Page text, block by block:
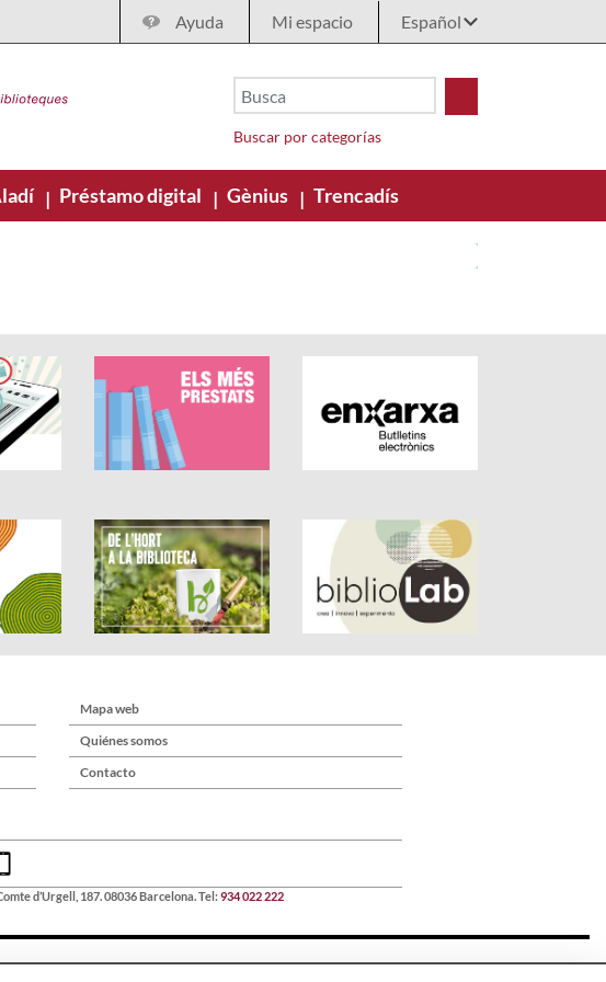
Ayuda Mi espacio
Buscar por categorías
| Préstamo digital | Gènius | Trencadís
Mapa web
Quiénes somos
Contacto
d’Urgell, 187. 08036 Barcelona. Tel:934 022 222